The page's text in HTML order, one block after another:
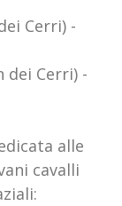
Cerri) -
dei Cerri) -
alle
cavalli